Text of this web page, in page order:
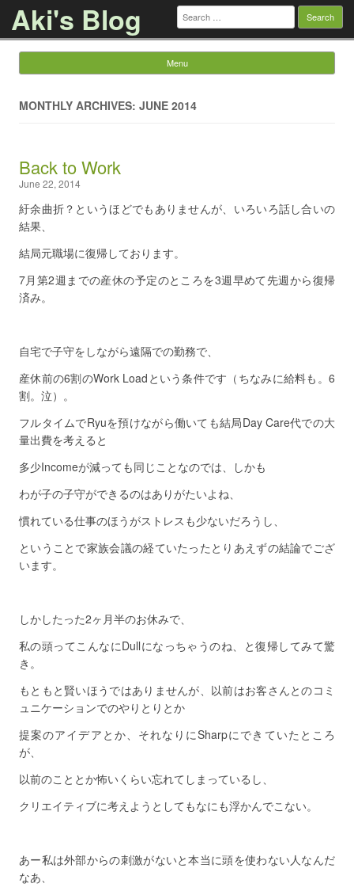
Aki's Blog Search
for:
Menu
MONTHLY ARCHIVES: JUNE 2014
Back to Work
June 22, 2014
紆余曲折？というほどでもありませんが、いろいろ話し合いの
結果、
結局元職場に復帰しております。
7月第2週までの産休の予定のところを3週早めて先週から復帰
済み。
自宅で子守をしながら遠隔での勤務で、
産休前の6割のWork Loadという条件です（ちなみに給料も。6
割。泣）。
フルタイムでRyuを預けながら働いても結局Day Care代での大
量出費を考えると
多少Incomeが減っても同じことなのでは、しかも
わが子の子守ができるのはありがたいよね、
慣れている仕事のほうがストレスも少ないだろうし、
ということで家族会議の経ていたったとりあえずの結論でござ
います。
しかしたった2ヶ月半のお休みで、
私の頭ってこんなにDullになっちゃうのね、と復帰してみて驚
き。
もともと賢いほうではありませんが、以前はお客さんとのコミ
ュニケーションでのやりとりとか
提案のアイデアとか、それなりにSharpにできていたところ
が、
以前のこととか怖いくらい忘れてしまっているし、
クリエイティブに考えようとしてもなにも浮かんでこない。
あー私は外部からの刺激がないと本当に頭を使わない人なんだ
なあ、